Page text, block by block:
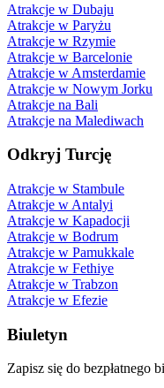
Atrakcje w Dubaju
Atrakcje w Paryżu
Atrakcje w Rzymie
Atrakcje w Barcelonie
Atrakcje w Amsterdamie
Atrakcje w Nowym Jorku
Atrakcje na Bali
Atrakcje na Malediwach
Odkryj Turcję
Atrakcje w Stambule
Atrakcje w Antalyi
Atrakcje w Kapadocji
Atrakcje w Bodrum
Atrakcje w Pamukkale
Atrakcje w Fethiye
Atrakcje w Trabzon
Atrakcje w Efezie
Biuletyn
Zapisz się do bezpłatnego